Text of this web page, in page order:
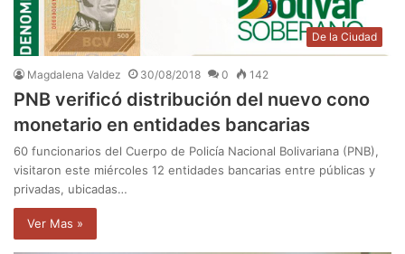
De la Ciudad
Magdalena Valdez 30/08/2018 0 142
PNB verificó distribución del nuevo cono
monetario en entidades bancarias
60 funcionarios del Cuerpo de Policía Nacional Bolivariana (PNB),
visitaron este miércoles 12 entidades bancarias entre públicas y
privadas, ubicadas…
Ver Mas »